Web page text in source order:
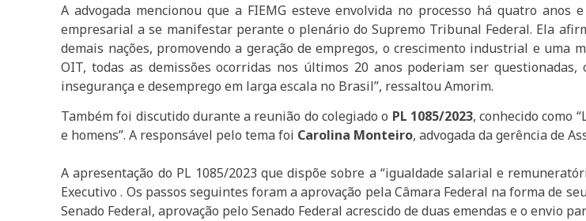
A advogada mencionou que a FIEMG esteve envolvida no processo há quatro anos
empresarial a se manifestar perante o plenário do Supremo Tribunal Federal. Ela
demais nações, promovendo a geração de empregos, o crescimento industrial e uma
OIT, todas as demissões ocorridas nos últimos 20 anos poderiam ser
insegurança e desemprego em larga escala no Brasil”, ressaltou Amorim.
Também foi discutido durante a reunião do colegiado o PL 1085/2023, conhecido como
e homens”. A responsável pelo tema foi Carolina Monteiro, advogada da gerência de
A apresentação do PL 1085/2023 que dispõe sobre a “igualdade salarial e
Executivo . Os passos seguintes foram a aprovação pela Câmara Federal na forma de
Senado Federal, aprovação pelo Senado Federal acrescido de duas emendas e o envio